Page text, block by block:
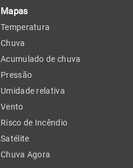
Mapas
Temperatura
Chuva
Acumulado de chuva
Pressão
Umidade relativa
Vento
Risco de Incêndio
Satélite
Chuva Agora